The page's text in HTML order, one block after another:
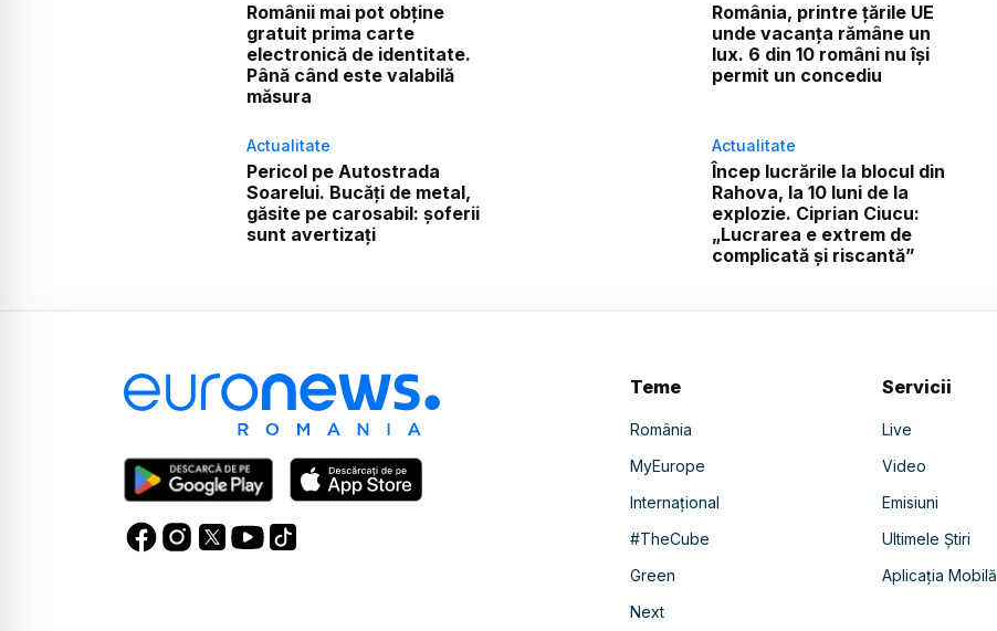
Românii mai pot obține
gratuit prima carte
electronică de identitate.
Până când este valabilă
măsura
România, printre țările UE
unde vacanța rămâne un
lux. 6 din 10 români nu își
permit un concediu
Actualitate
Pericol pe Autostrada
Soarelui. Bucăți de metal,
găsite pe carosabil: șoferii
sunt avertizați
Actualitate
Încep lucrările la blocul din
Rahova, la 10 luni de la
explozie. Ciprian Ciucu:
„Lucrarea e extrem de
complicată și riscantă”
Teme
România
MyEurope
Internațional
#TheCube
Green
Next
Servicii
Live
Video
Emisiuni
Ultimele Știri
Aplicația Mobilă